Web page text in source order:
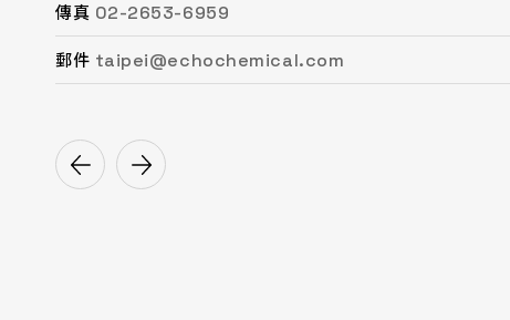
傳真 02-2653-6959
郵件 taipei@echochemical.com
傳真 03-493-0687
郵件 chungli@echochemical.com
傳真 037-615-096
郵件 miaoli@echochemical.com
傳真 04-2472-8825
郵件 taichung@echochemical.com
傳真 06-253-8208
郵件 tainan@echochemical.com
傳真 07-753-1958
郵件 kaohsiung@echochemical.com